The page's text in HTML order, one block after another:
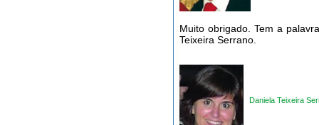
Muito obrigado. Tem a
Teixeira Serrano.
Daniela Teixeira